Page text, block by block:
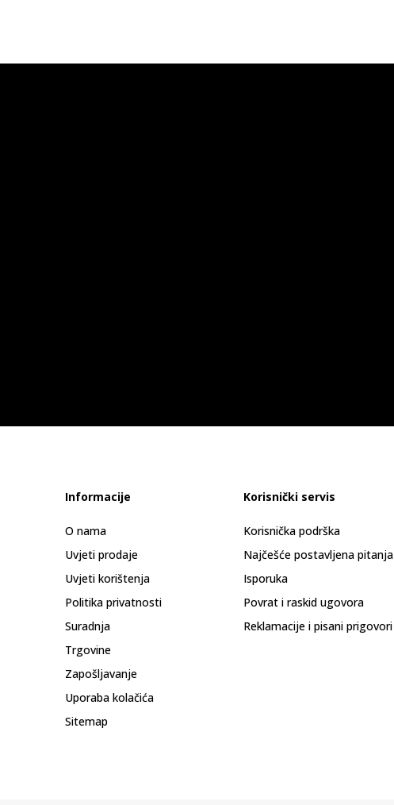
Informacije
O nama
Uvjeti prodaje
Uvjeti korištenja
Politika privatnosti
Suradnja
Trgovine
Zapošljavanje
Uporaba kolačića
Sitemap
Korisnički servis
Korisnička podrška
Najčešće postavljena pitanja
Isporuka
Povrat i raskid ugovora
Reklamacije i pisani prigovori